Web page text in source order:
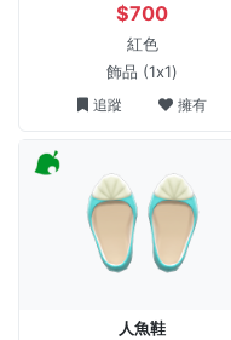
$700
紅色
飾品 (1x1)
追蹤 擁有
人魚鞋